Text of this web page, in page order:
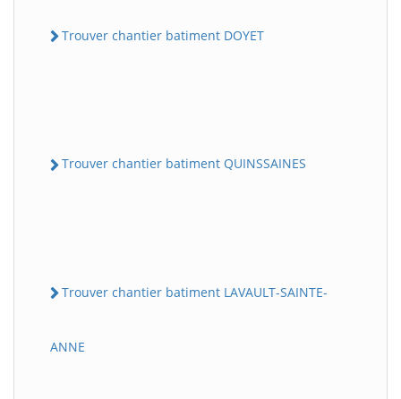
Trouver chantier batiment DOYET
Trouver chantier batiment QUINSSAINES
Trouver chantier batiment LAVAULT-SAINTE-
ANNE